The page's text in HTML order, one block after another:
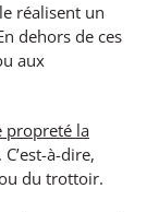
réalisent un
dehors de ces
aux
propreté la
. C’est-à-dire,
du trottoir.